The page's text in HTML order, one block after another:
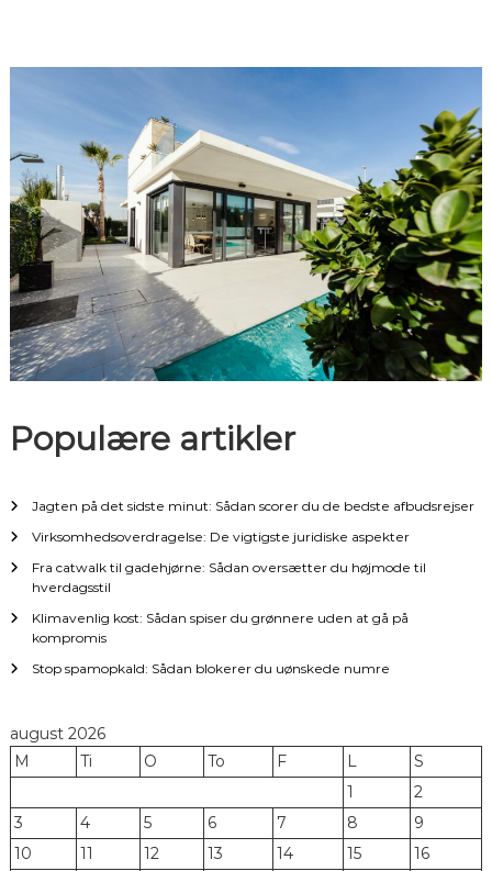
g
n
a
v
i
g
t
i
o
n
Populære artikler
Jagten på det sidste minut: Sådan scorer du de bedste afbudsrejser
Virksomhedsoverdragelse: De vigtigste juridiske aspekter
Fra catwalk til gadehjørne: Sådan oversætter du højmode til
hverdagsstil
Klimavenlig kost: Sådan spiser du grønnere uden at gå på
kompromis
Stop spamopkald: Sådan blokerer du uønskede numre
august 2026
M
Ti O To F L
S
1
2
3
4 5 6 7 8
9
10
11 12 13 14 15
16